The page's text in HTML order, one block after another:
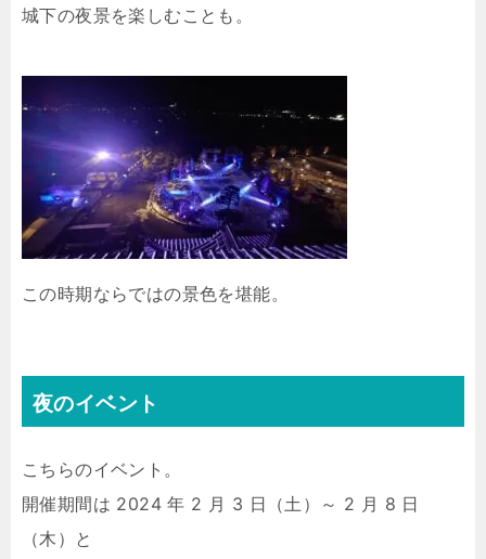
城下の夜景を楽しむことも。
この時期ならではの景色を堪能。
夜のイベント
こちらのイベント。
開催期間は 2024 年 2 月 3 日（土）～ 2 月 8 日
（木）と